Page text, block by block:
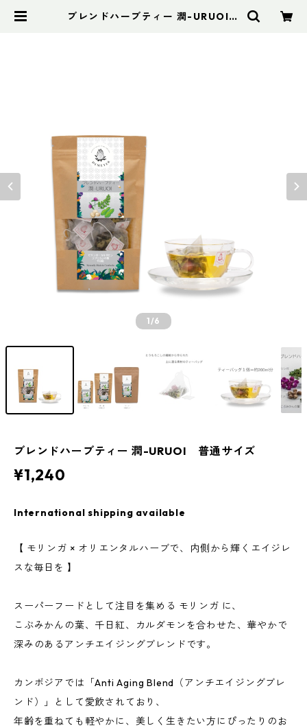
ブレンドハーブティー 潤-URUOI
1/6
ブレンドハーブティー 潤-URUOI 普通サイズ
¥1,240
International shipping available
【 モリンガ × オリエンタルハーブで、内側から輝くエイジレ
スな毎日を 】
スーパーフードとして注目を集める モリンガ に、
こぶみかんの葉、千日紅、カルダモンを合わせた、華やかで
深みのあるアンチエイジングブレンドです。
カンボジアでは「Anti Aging Blend（アンチエイジングブレ
ンド）」として愛飲されており、
年齢を重ねても軽やかに、美しく生きたい方にぴったりのお